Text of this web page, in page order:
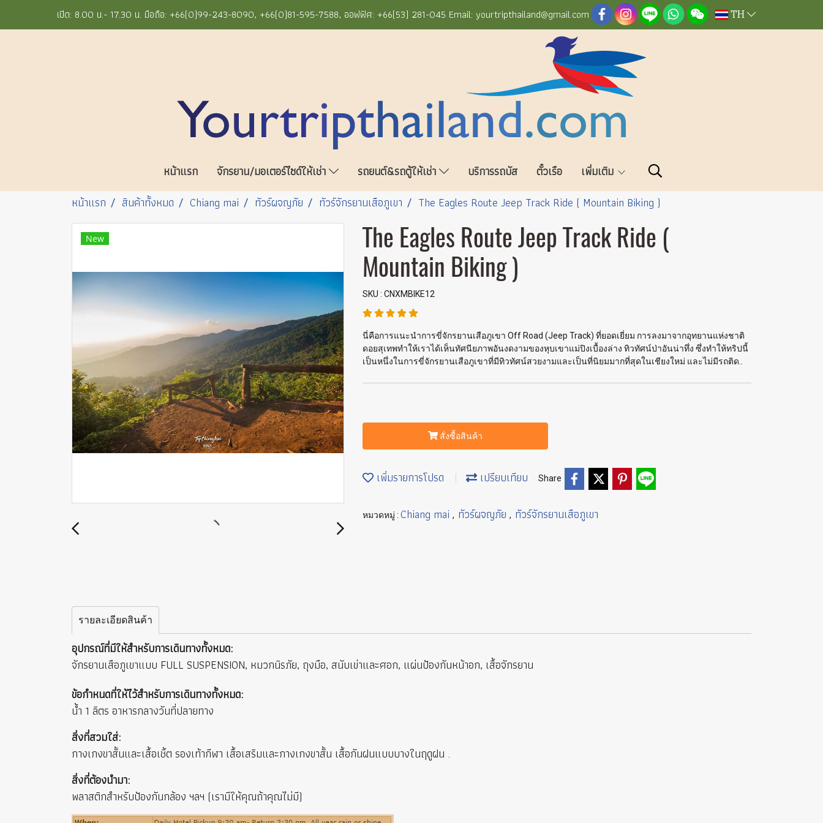
เปิด: 8.00 น.- 17.30 น. มือถือ: +66(0)99-243-8090, +66(0)81-595-7588, ออฟฟิศ: +66(53) 281-045 Email: yourtripthailand@gmail.com TH
หน้าแรก จักรยาน/มอเตอร์ไซด์ให้เช่า รถยนต์&รถตู้ให้เช่า บริการรถบัส ตั๋วเรือ
เพิ่มเติม
หน้าแรก
สินค้าทั้งหมด Chiang mai ทัวร์ผจญภัย ทัวร์จักรยานเสือภูเขา The Eagles Route Jeep Track Ride ( Mountain Biking )
New
The Eagles Route Jeep Track Ride (
Mountain Biking )
SKU : CNXMBIKE12
นี่คือการแนะนำการขี่จักรยานเสือภูเขา Off Road (Jeep Track) ที่ยอดเยี่ยม การลงมาจากอุทยานแห่งชาติ
ดอยสุเทพทำให้เราได้เห็นทัศนียภาพอันงดงามของหุบเขาแม่ปิงเบื้องล่าง ทิวทัศน์ป่าอันน่าทึ่ง ซึ่งทำให้ทริปนี้
เป็นหนึ่งในการขี่จักรยานเสือภูเขาที่มีทิวทัศน์สวยงามและเป็นที่นิยมมากที่สุดในเชียงใหม่ และไม่มีรถติด..
สั่งซื้อสินค้า
เพิ่มรายการโปรด เปรียบเทียบ Share
หมวดหมู่ : Chiang mai , ทัวร์ผจญภัย , ทัวร์จักรยานเสือภูเขา
รายละเอียดสินค้า
อุปกรณ์ที่มีให้สำหรับการเดินทางทั้งหมด:
จักรยานเสือภูเขาแบบ FULL SUSPENSION, หมวกนิรภัย, ถุงมือ, สนับเข่าและศอก, แผ่นป้องกันหน้าอก, เสื้อจักรยาน
ข้อกำหนดที่ให้ไว้สำหรับการเดินทางทั้งหมด:
น้ำ 1 ลิตร อาหารกลางวันที่ปลายทาง
สิ่งที่สวมใส่:
กางเกงขาสั้นและเสื้อเชิ้ต รองเท้ากีฬา เสื้อเสริมและกางเกงขาสั้น เสื้อกันฝนแบบบางในฤดูฝน .
สิ่งที่ต้องนำมา:
พลาสติกสำหรับป้องกันกล้อง ฯลฯ (เรามีให้คุณถ้าคุณไม่มี)